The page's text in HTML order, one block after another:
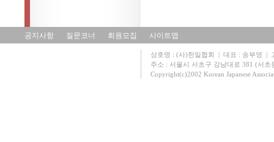
공지사항 질문코너 회원모집 사이트맵
상호명 : (사)한일협회 | 대표 : 송부영 |
주소 : 서울시 서초구 강남대로 381 (서
Copyright(c)2002 Korean Japanese